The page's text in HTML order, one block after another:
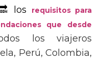
los
requisitos para
que desde
los viajeros
Perú, Colombia,